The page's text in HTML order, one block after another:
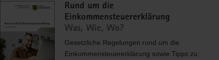
Rund um die
Einkommensteuererklärung
Was, Wie, Wo?
Gesetzliche Regelungen rund um die
Einkommensteuererklärung sowie Tipps zu